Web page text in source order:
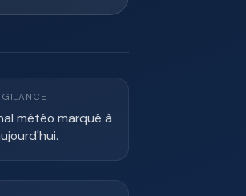
météo marqué à